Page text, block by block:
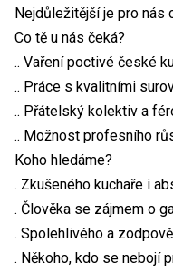
Nejdůležitější je pro nás
Co tě u nás čeká?
.. Vaření poctivé české
.. Práce s kvalitními
.. Přátelský kolektiv a
.. Možnost profesního
Koho hledáme?
. Zkušeného kuchaře i
. Člověka se zájmem o
. Spolehlivého a
. Někoho, kdo se nebojí